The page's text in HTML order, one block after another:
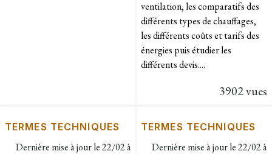
ventilation, les comparatifs des
différents types de chauffages,
les différents coûts et tarifs des
énergies puis étudier les
différents devis....
3902 vues
TERMES TECHNIQUES
Dernière mise à jour le22/02 à
TERMES TECHNIQUES
Dernière mise à jour le22/02 à